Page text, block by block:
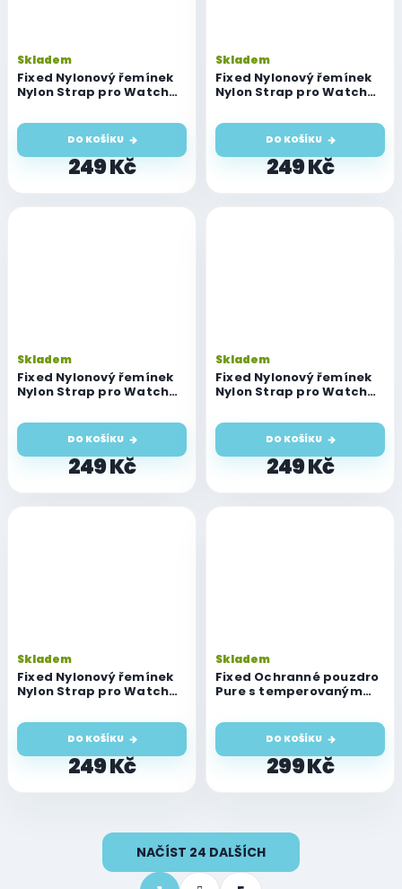
Fixed Nylonový řemínek
Nylon Strap pro Watch
44mm / 42mm, limetkový
Skladem
249 Kč
DO KOŠÍKU
Fixed Nylonový řemínek
Nylon Strap pro Watch
44mm / 42mm, neonově
modrý
Skladem
249 Kč
DO KOŠÍKU
Fixed Nylonový řemínek
Nylon Strap pro Watch
44mm / 42mm, temně
modrý
Skladem
249 Kč
DO KOŠÍKU
Fixed Nylonový řemínek
Nylon Strap pro Watch
44mm / 42mm, temně
šedý
Skladem
249 Kč
DO KOŠÍKU
Fixed Nylonový řemínek
Nylon Strap pro Watch
44mm / 42mm, tmavě
limetkový
Skladem
249 Kč
DO KOŠÍKU
Fixed Ochranné pouzdro
Pure s temperovaným
čiré
Skladem
299 Kč
DO KOŠÍKU
NAČÍST 24 DALŠÍCH
S